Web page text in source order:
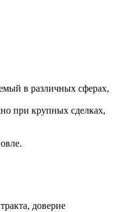
в различных сферах,
при крупных сделках,
доверие